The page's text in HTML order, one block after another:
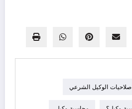
صلاحيات الوكيل الشرعي